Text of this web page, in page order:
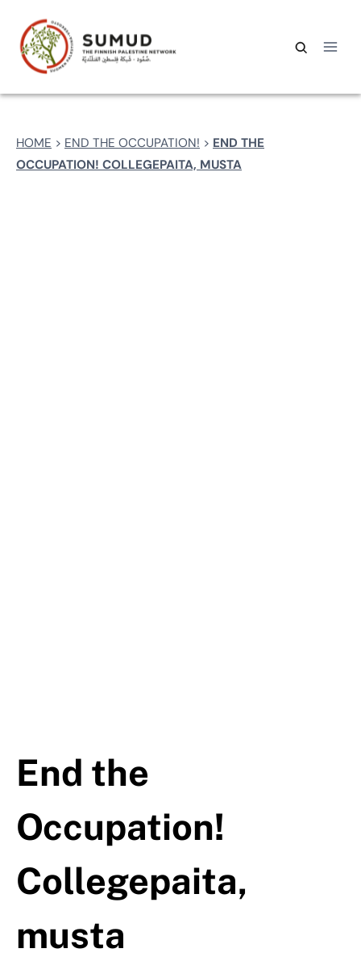
content
Etsi:
HOME > END THE OCCUPATION! > END THE
OCCUPATION! COLLEGEPAITA, MUSTA
End the
Occupation!
Collegepaita,
musta